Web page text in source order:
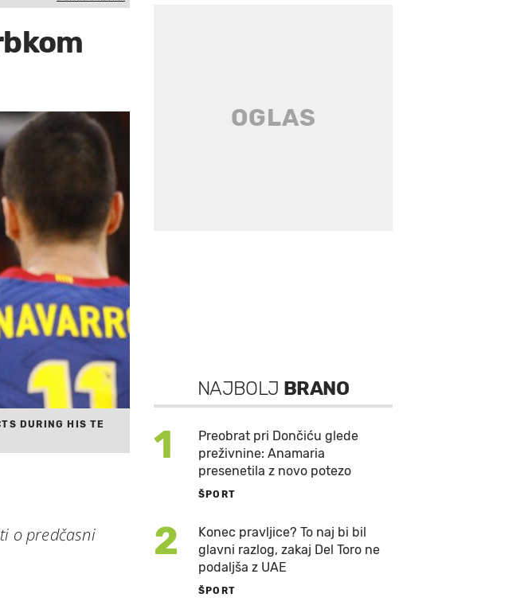
DURING HIS TE
o predčasni
NAJBOLJ BRANO
1
Preobrat pri Dončiću glede
preživnine: Anamaria
presenetila z novo potezo
ŠPORT
2
Konec pravljice? To naj bi bil
glavni razlog, zakaj Del Toro ne
podaljša z UAE
ŠPORT